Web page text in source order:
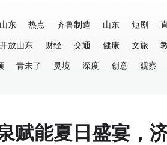
山东 热点 齐鲁制造 山东 短剧
开放山东 财经 交通 健康 文旅
青未了 灵境 深度 创意 观察
赋能夏日盛宴，